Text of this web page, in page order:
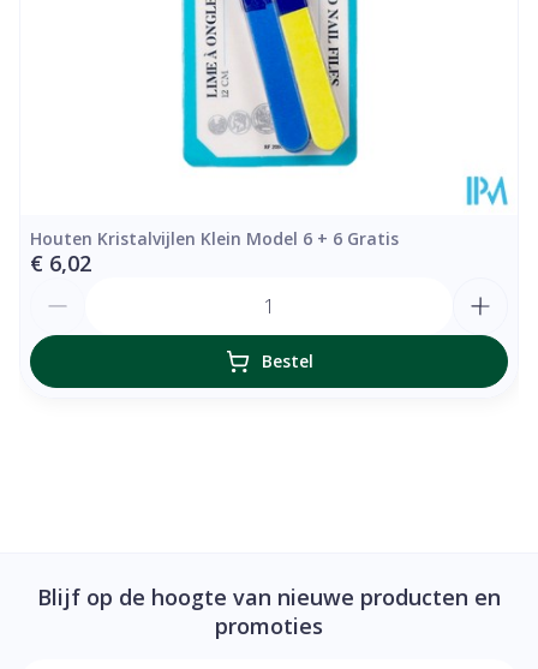
Houten Kristalvijlen Klein Model 6 + 6 Gratis
€ 6,02
Bestel
Blijf op de hoogte van nieuwe producten en
promoties